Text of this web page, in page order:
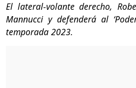
El lateral-volante derecho,
Mannucci y defenderá al
temporada 2023.